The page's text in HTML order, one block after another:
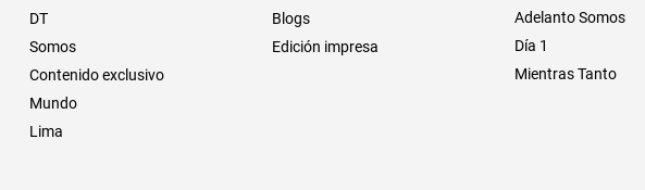
DT
Somos
Contenido exclusivo
Mundo
Lima
Blogs
Edición impresa
Adelanto Somos
Día 1
Mientras Tanto